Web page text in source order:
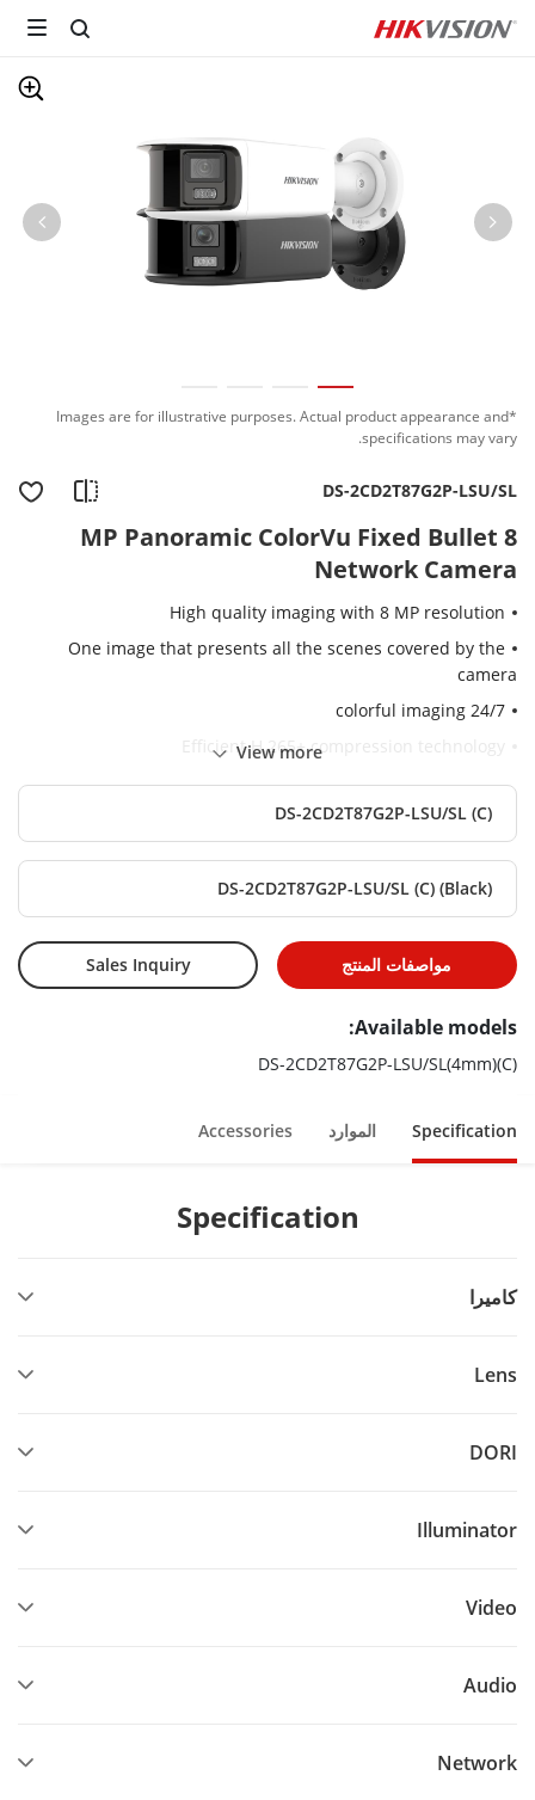
*Images are for illustrative purposes. Actual product appearance and
specifications may vary.
DS-2CD2T87G2P-LSU/SL
8 MP Panoramic ColorVu Fixed Bullet
Network Camera
High quality imaging with 8 MP resolution
One image that presents all the scenes covered by the
camera
24/7 colorful imaging
Efficient H.265+ compression technology
Clear imaging against strong back light due to 130 dB WDR
technology
Focus on human and vehicle classification based on deep
learning
Water and dust resistant (IP67)
View more
DS-2CD2T87G2P-LSU/SL (C)
DS-2CD2T87G2P-LSU/SL (C) (Black)
مواصفات المنتج Sales Inquiry
Available models:
DS-2CD2T87G2P-LSU/SL(4mm)(C)
Specification الموارد Accessories
Specification
كاميرا
Lens
DORI
Illuminator
Video
Audio
Network